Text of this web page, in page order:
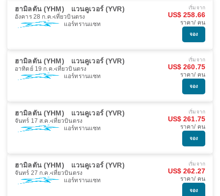
ฮามิลตัน (YHM) แวนคูเวอร์ (YVR)
อังคาร 28 ก.ค. เที่ยวบินตรง
แอร์ทรานแซท
เริ่มจาก
US$ 258.66
ราคา/ คน
จอง
ฮามิลตัน (YHM) แวนคูเวอร์ (YVR)
อาทิตย์ 19 ก.ค. เที่ยวบินตรง
แอร์ทรานแซท
เริ่มจาก
US$ 260.75
ราคา/ คน
จอง
ฮามิลตัน (YHM) แวนคูเวอร์ (YVR)
จันทร์ 17 ส.ค. เที่ยวบินตรง
แอร์ทรานแซท
เริ่มจาก
US$ 261.75
ราคา/ คน
จอง
ฮามิลตัน (YHM) แวนคูเวอร์ (YVR)
จันทร์ 27 ก.ค. เที่ยวบินตรง
แอร์ทรานแซท
เริ่มจาก
US$ 262.27
ราคา/ คน
จอง